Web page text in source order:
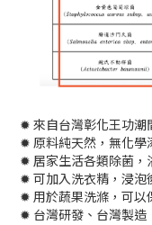
✹ 來自台灣彰化王功潮
✹ 原料純天然，無化學
✹ 居家生活各類除菌，
✹ 可加入洗衣精，浸泡
✹ 用於蔬果洗滌，可以
✹ 台灣研發、台灣製造